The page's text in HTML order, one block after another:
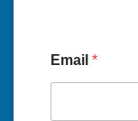
Email *